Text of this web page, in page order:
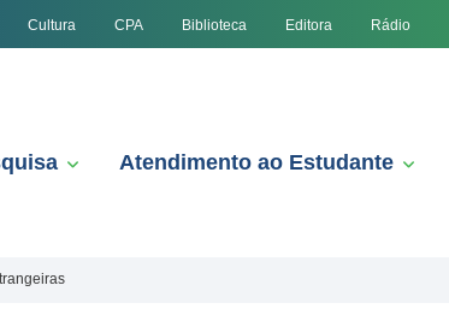
Cultura CPA Biblioteca Editora Rádio
Atendimento ao Estudante